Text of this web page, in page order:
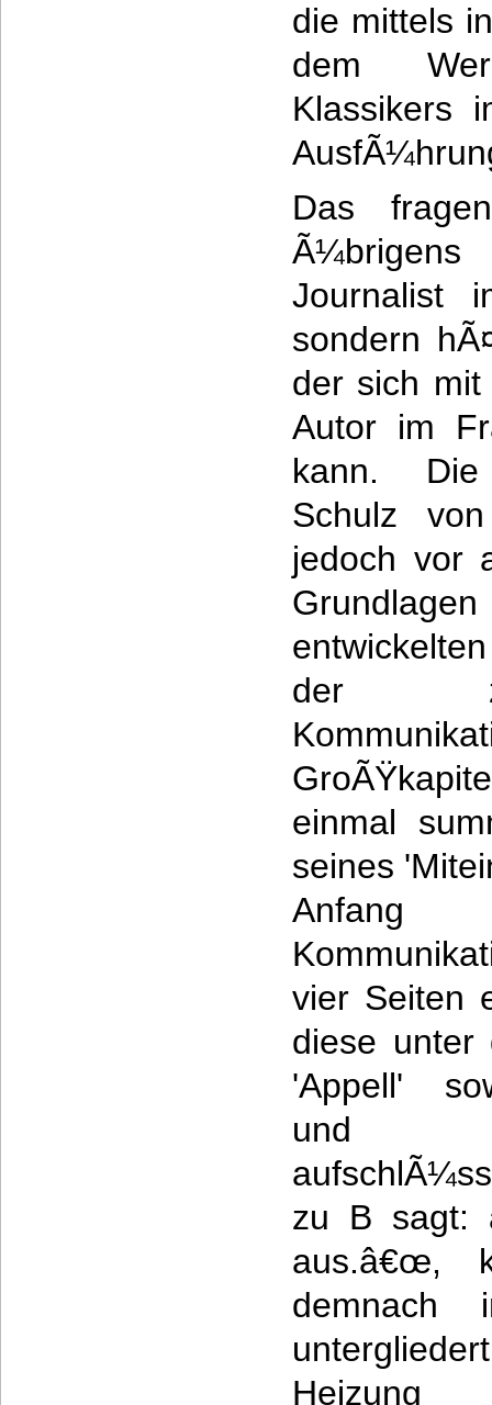
die mittels
dem
Klassikers
Das
Journalist
sondern
der sich
Autor im
kann. Die
Schulz
jedoch vor
der
einmal
seines
vier Seiten
diese unter
'Appell'
und
zu B sagt:
aus.â€œ,
demnach